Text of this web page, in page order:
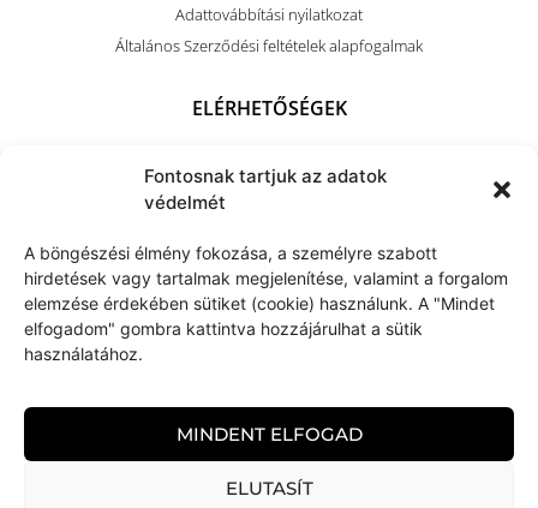
Fontosnak tartjuk az adatok
védelmét
A böngészési élmény fokozása, a személyre szabott
hirdetések vagy tartalmak megjelenítése, valamint a forgalom
elemzése érdekében sütiket (cookie) használunk. A "Mindet
elfogadom" gombra kattintva hozzájárulhat a sütik
használatához.
MINDENT ELFOGAD
ELUTASÍT
Adattovábbítási nyilatkozat
Általános Szerződési feltételek alapfogalmak
ELÉRHETŐSÉGEK
+36 (70) 703 4212
kapocsart@kapocsarthome.com